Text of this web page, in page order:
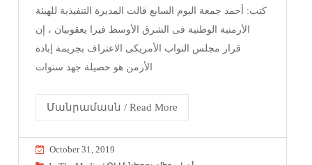
كتب: أحمد جمعة اليوم السابع قالت المديرة التنفيذية للهيئة
الأرمنية الوطنية فى الشرق الأوسط فيرا يعقوبيان ، إن
قرار مجلس النواب الأمريكى الاعتراف بجريمة إبادة
الأرمن هو حصيلة جهد سنوات
Մանրամասն / Read More
October 31, 2019